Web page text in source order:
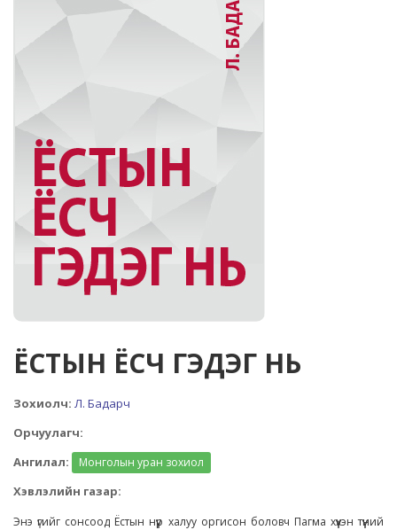
ЁСТЫН ЁСЧ ГЭДЭГ НЬ
Зохиолч: Л. Бадарч
Орчуулагч:
Ангилал:
Монголын уран зохиол
Хэвлэлийн газар:
Энэ үгийг сонсоод Ёстын нүүр халуу оргисон боловч Пагма хүүхэн түүний